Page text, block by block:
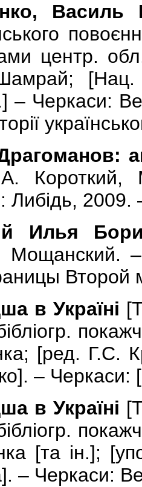
Василь
центр.
[Нац.
– Черкаси:
Либідь, 2009.
Илья
Мощанский.
Второй
в Україні [
[ред. Г.С.
]. – Черкаси: [
в Україні [
[та ін.]; [
]. – Черкаси: